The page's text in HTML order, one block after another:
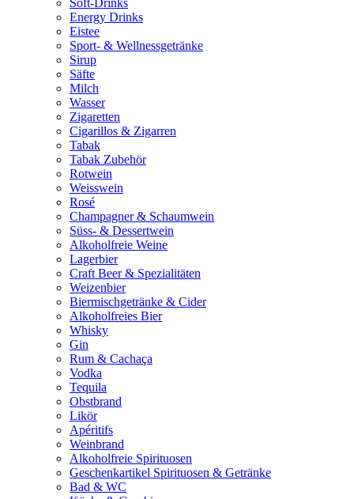
Soft-Drinks
Energy Drinks
Eistee
Sport- & Wellnessgetränke
Sirup
Säfte
Milch
Wasser
Zigaretten
Cigarillos & Zigarren
Tabak
Tabak Zubehör
Rotwein
Weisswein
Rosé
Champagner & Schaumwein
Süss- & Dessertwein
Alkoholfreie Weine
Lagerbier
Craft Beer & Spezialitäten
Weizenbier
Biermischgetränke & Cider
Alkoholfreies Bier
Whisky
Gin
Rum & Cachaça
Vodka
Tequila
Obstbrand
Likör
Apéritifs
Weinbrand
Alkoholfreie Spirituosen
Geschenkartikel Spirituosen & Getränke
Bad & WC